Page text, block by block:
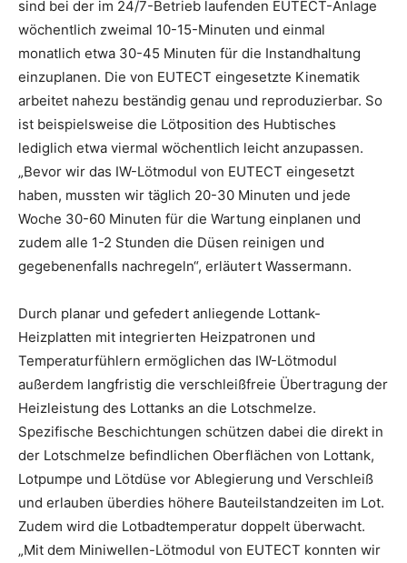
sind bei der im 24/7-Betrieb laufenden EUTECT-Anlage
wöchentlich zweimal 10-15-Minuten und einmal
monatlich etwa 30-45 Minuten für die Instandhaltung
einzuplanen. Die von EUTECT eingesetzte Kinematik
arbeitet nahezu beständig genau und reproduzierbar. So
ist beispielsweise die Lötposition des Hubtisches
lediglich etwa viermal wöchentlich leicht anzupassen.
„Bevor wir das IW-Lötmodul von EUTECT eingesetzt
haben, mussten wir täglich 20-30 Minuten und jede
Woche 30-60 Minuten für die Wartung einplanen und
zudem alle 1-2 Stunden die Düsen reinigen und
gegebenenfalls nachregeln“, erläutert Wassermann.
Durch planar und gefedert anliegende Lottank-
Heizplatten mit integrierten Heizpatronen und
Temperaturfühlern ermöglichen das IW-Lötmodul
außerdem langfristig die verschleißfreie Übertragung der
Heizleistung des Lottanks an die Lotschmelze.
Spezifische Beschichtungen schützen dabei die direkt in
der Lotschmelze befindlichen Oberflächen von Lottank,
Lotpumpe und Lötdüse vor Ablegierung und Verschleiß
und erlauben überdies höhere Bauteilstandzeiten im Lot.
Zudem wird die Lotbadtemperatur doppelt überwacht.
„Mit dem Miniwellen-Lötmodul von EUTECT konnten wir